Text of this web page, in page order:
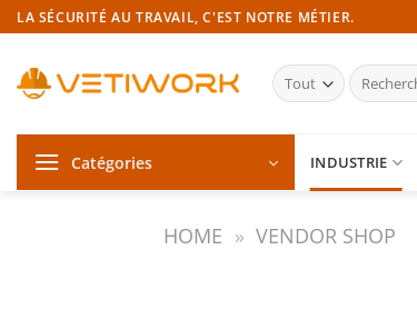
Passer
au
contenu
LA SÉCURITÉ AU TRAVAIL, C'EST NOTRE MÉTIER.
Recherche
pour :
Catégories INDUSTRIE
HOME » VENDOR SHOP